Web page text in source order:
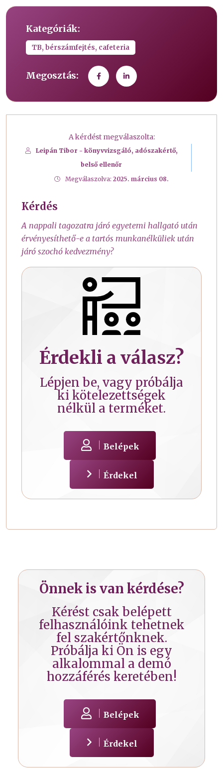
Kategóriák:
TB, bérszámfejtés, cafeteria
Megosztás:
A kérdést megválaszolta:
Leipán Tibor - könyvvizsgáló, adószakértő,
belső ellenőr
Megválaszolva: 2025. március 08.
Kérdés
A nappali tagozatra járó egyetemi hallgató után
érvényesíthető-e a tartós munkanélküliek után
járó szochó kedvezmény?
Érdekli a válasz?
Lépjen be, vagy próbálja
ki kötelezettségek
nélkül a terméket.
Belépek
Érdekel
Önnek is van kérdése?
Kérést csak belépett
felhasználóink tehetnek
fel szakértőnknek.
Próbálja ki Ön is egy
alkalommal a demó
hozzáférés keretében!
Belépek
Érdekel